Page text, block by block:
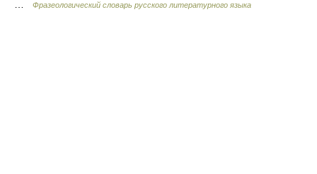
Фразеологический словарь русского литературного языка